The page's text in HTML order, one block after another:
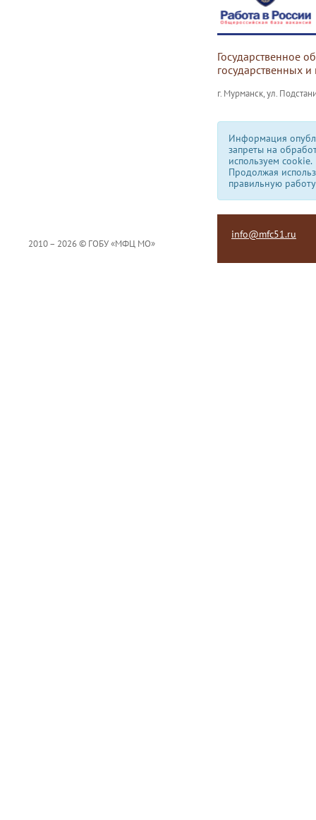
Государственное
государственных
г. Мурманск, ул.
Информация
запреты на
используем сookie.
Продолжая
правильную
2010 – 2026 © ГОБУ «МФЦ МО»
info@mfc51.ru